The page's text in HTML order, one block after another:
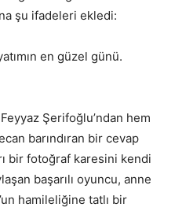
şu ifadeleri ekledi:
en güzel günü.
Şerifoğlu’ndan hem
barındıran bir cevap
bir fotoğraf karesini kendi
başarılı oyuncu, anne
hamileliğine tatlı bir